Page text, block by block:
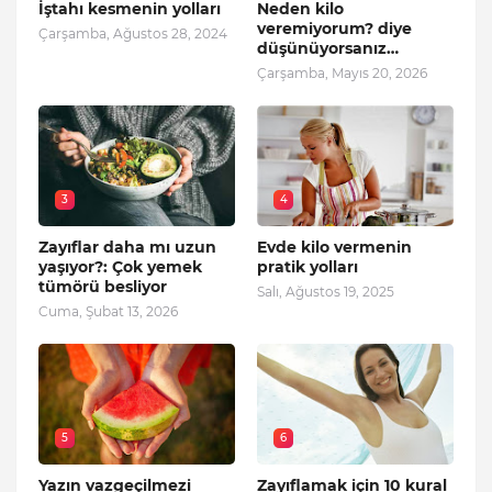
İştahı kesmenin yolları
Çarşamba, Ağustos 28, 2024
Neden kilo
veremiyorum? diye
düşünüyorsanız…
Çarşamba, Mayıs 20, 2026
3
Zayıflar daha mı uzun
yaşıyor?: Çok yemek
tümörü besliyor
Cuma, Şubat 13, 2026
4
Evde kilo vermenin
pratik yolları
Salı, Ağustos 19, 2025
5
Yazın vazgeçilmezi
6
Zayıflamak için 10 kural